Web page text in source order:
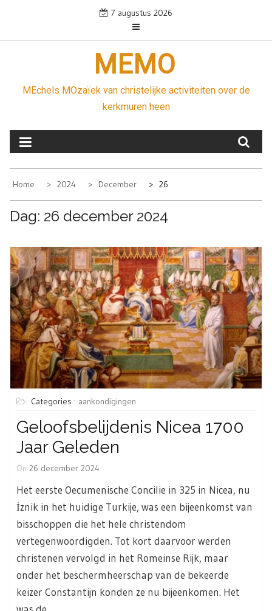
7 augustus 2026
MEMO
MEchels MOzaïek van christelijke activiteiten over de
kerkmuren heen
Home 2024 December 26
Dag: 26 december 2024
Categories : aankondigingen
Geloofsbelijdenis Nicea 1700
Jaar Geleden
On 26 december 2024
Het eerste Oecumenische Concilie in 325 in Nicea, nu
İznik in het huidige Turkije, was een bijeenkomst van
bisschoppen die het hele christendom
vertegenwoordigden. Tot kort daarvoor werden
christenen vervolgd in het Romeinse Rijk, maar
onder het beschermheerschap van de bekeerde
keizer Constantijn konden ze nu bijeenkomen. Het